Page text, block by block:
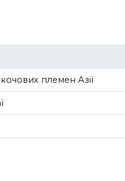
племен Азії